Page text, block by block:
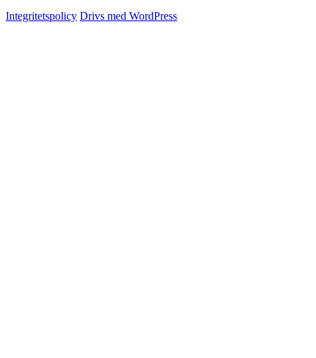
Integritetspolicy Drivs med WordPress